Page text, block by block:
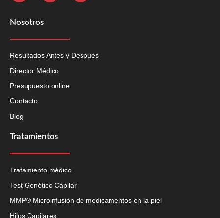
Nosotros
Resultados Antes y Después
Director Médico
Presupuesto online
Contacto
Blog
Tratamientos
Tratamiento médico
Test Genético Capilar
MMP® Microinfusión de medicamentos en la piel
Hilos Capilares